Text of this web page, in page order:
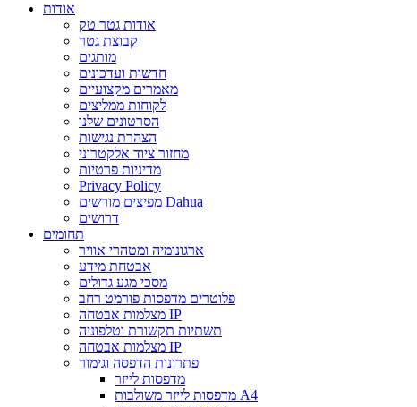
אודות
אודות גטר טק
קבוצת גטר
מותגים
חדשות ועדכונים
מאמרים מקצועיים
לקוחות ממליצים
הסרטונים שלנו
הצהרת נגישות
מחזור ציוד אלקטרוני
מדיניות פרטיות
Privacy Policy
מפיצים מורשים Dahua
דרושים
תחומים
ארגונומיה ומטהרי אוויר
אבטחת מידע
מסכי מגע גדולים
פלוטרים מדפסות פורמט רחב
מצלמות אבטחה IP
תשתיות תקשורת וטלפוניה
מצלמות אבטחה IP
פתרונות הדפסה וגימור
מדפסות לייזר
מדפסות לייזר משולבות A4